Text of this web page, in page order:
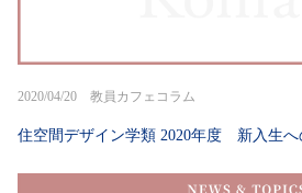
2020/04/20 教員カフェコラム
住空間デザイン学類 2020年度 新入生へ